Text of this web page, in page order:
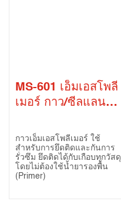
MS-601 เอ็มเอสโพลี
เมอร์ กาว/ซีลแลนท์
Polymer Adhesive
/ Sealant)
กาวเอ็มเอสโพลีเมอร์ ใช้
สำหรับการยึดติดและกันการ
รั่วซึม ยึดติดได้กับเกือบทุกวัสดุ
โดยไม่ต้องใช้น้ำยารองพื้น
(Primer)